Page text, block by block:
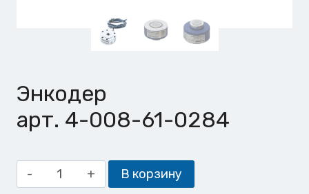
Энкодер
арт. 4-008-61-0284
Количество
товара
В корзину